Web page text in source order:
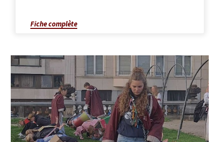
RosskampFiche complète
Afficher
la
fiche
de
Helena
Heck